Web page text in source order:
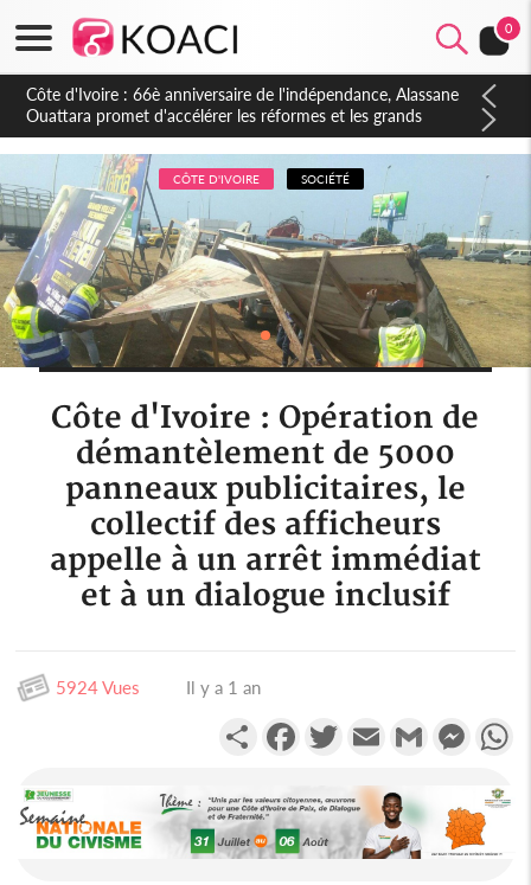
0
Côte d'Ivoire : À Abidjan, Amadou Oury Bah admire le modèle
ivoirien et veut s'en inspirer pour accélérer le développement
de la Guinée
CÔTE D'IVOIRE SOCIÉTÉ
Côte d'Ivoire : Opération de
démantèlement de 5000
panneaux publicitaires, le
collectif des afficheurs
appelle à un arrêt immédiat
et à un dialogue inclusif
5924 Vues Il y a 1 an
PartagerFacebookTwitterEmail Gmail